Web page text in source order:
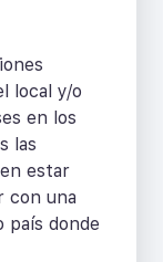
local y/o
en los
las
estar
con una
país donde